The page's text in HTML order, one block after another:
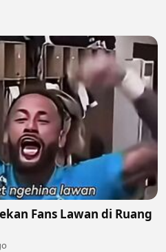
Fans Lawan di Ruang